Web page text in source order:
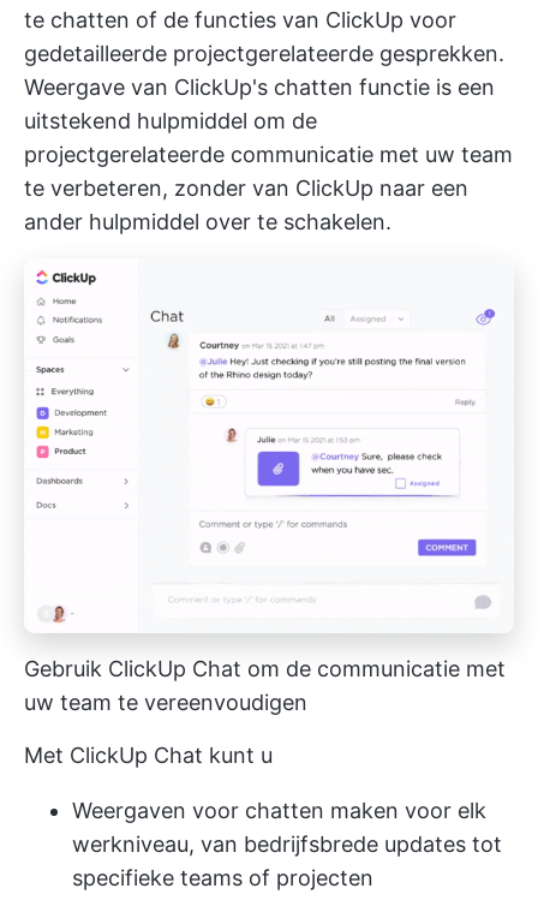
te chatten of de functies van ClickUp voor
gedetailleerde projectgerelateerde gesprekken.
Weergave van ClickUp's chatten functie is een
uitstekend hulpmiddel om de
projectgerelateerde communicatie met uw team
te verbeteren, zonder van ClickUp naar een
ander hulpmiddel over te schakelen.
Gebruik ClickUp Chat om de communicatie met
uw team te vereenvoudigen
Met ClickUp Chat kunt u
Weergaven voor chatten maken voor elk
werkniveau, van bedrijfsbrede updates tot
specifieke teams of projecten